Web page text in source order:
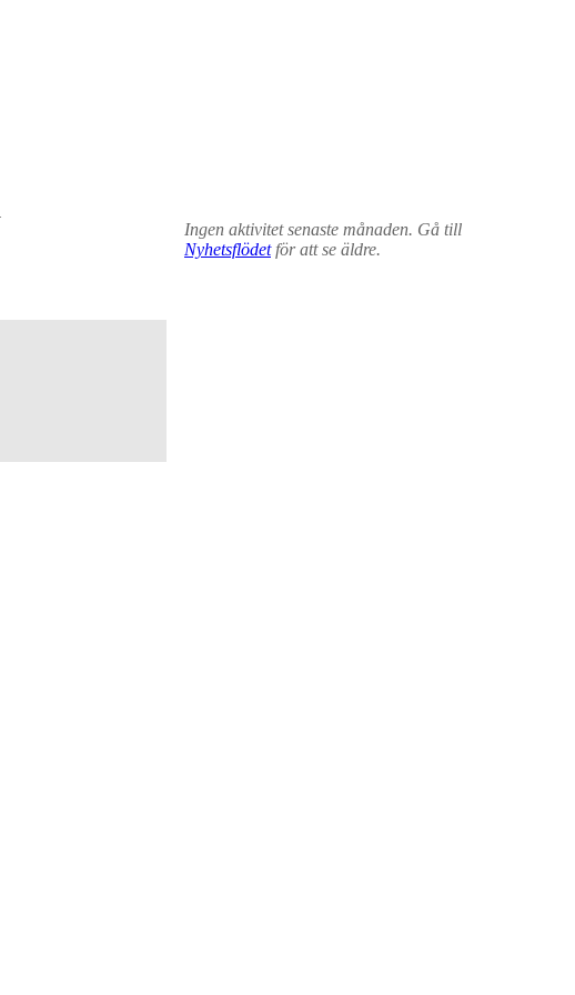
Ingen aktivitet senaste månaden. Gå till
Nyhetsflödetför att se äldre.